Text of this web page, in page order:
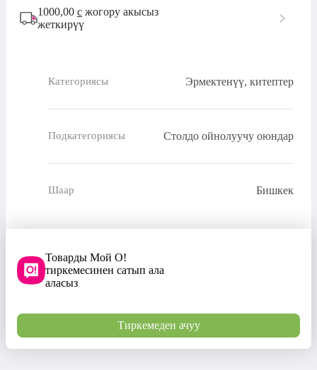
1000,00 с жогору акысыз
жеткирүү
Категориясы Эрмектенүү, китептер
Подкатегориясы Столдо ойнолуучу оюндар
Шаар Бишкек
Товарды Мой О!
тиркемесинен сатып ала
аласыз
Тиркемеден ачуу